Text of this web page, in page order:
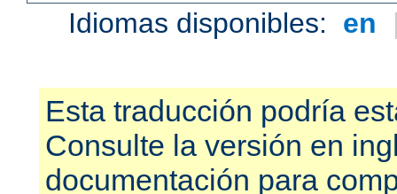
Idiomas disponibles: en
Esta traducción podría
Consulte la versión en
documentación para